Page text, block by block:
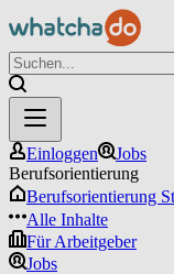
Einloggen
Jobs
Berufsorientierung
Berufsorientierung
Alle Inhalte
Für Arbeitgeber
Jobs